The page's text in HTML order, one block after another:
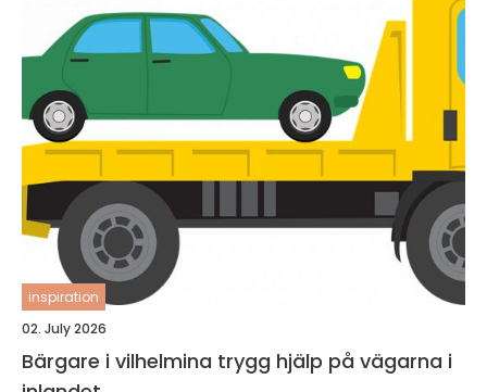
inspiration
02. July 2026
Bärgare i vilhelmina trygg hjälp på vägarna i